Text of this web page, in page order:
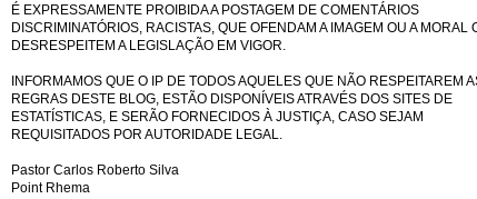
É EXPRESSAMENTE PROIBIDA A POSTAGEM DE COMENTÁRIOS
DISCRIMINATÓRIOS, RACISTAS, QUE OFENDAM A IMAGEM OU A MORAL
DESRESPEITEM A LEGISLAÇÃO EM VIGOR.
INFORMAMOS QUE O IP DE TODOS AQUELES QUE NÃO RESPEITAREM
REGRAS DESTE BLOG, ESTÃO DISPONÍVEIS ATRAVÉS DOS SITES DE
ESTATÍSTICAS, E SERÃO FORNECIDOS À JUSTIÇA, CASO SEJAM
REQUISITADOS POR AUTORIDADE LEGAL.
Pastor Carlos Roberto Silva
Point Rhema